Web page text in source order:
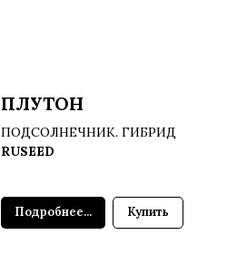
ПЛУТОН
ПОДСОЛНЕЧНИК. ГИБРИД
RUSEED
Подробнее... Купить